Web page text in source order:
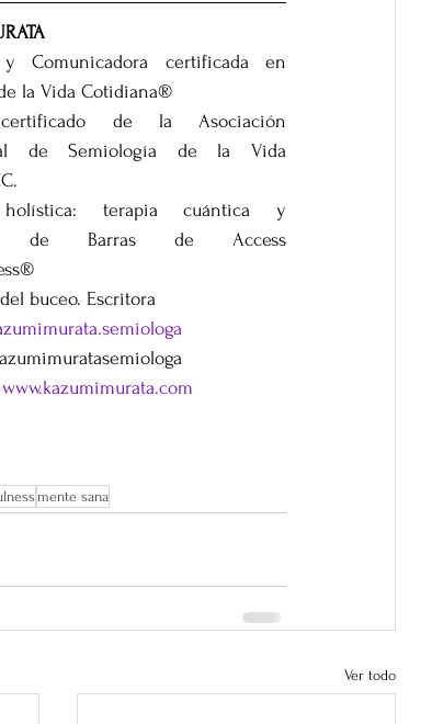
y Comunicadora certificada en
la Vida Cotidiana®
de la Asociación
de Semiología de la Vida
holística: terapia cuántica y
de Barras de Access
buceo. Escritora
www.kazumimurata.com
mente sana
Ver todo